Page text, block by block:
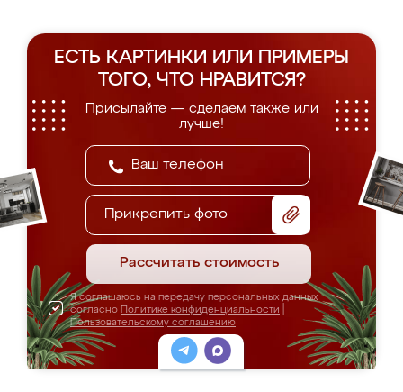
ЕСТЬ КАРТИНКИ ИЛИ ПРИМЕРЫ
ТОГО, ЧТО НРАВИТСЯ?
Присылайте — сделаем также или
лучше!
Прикрепить фото
Рассчитать стоимость
Я соглашаюсь на передачу персональных данных
согласно Политике конфиденциальности
Пользовательскому соглашению